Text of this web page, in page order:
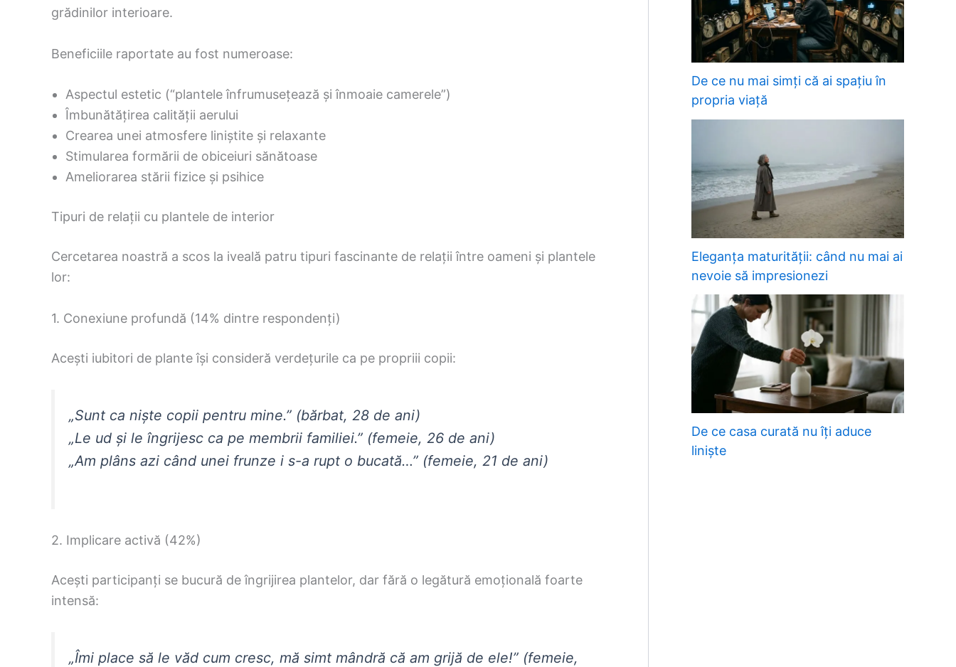
grădinilor interioare.
Beneficiile raportate au fost numeroase:
Aspectul estetic (“plantele înfrumusețează și înmoaie camerele”)
Îmbunătățirea calității aerului
Crearea unei atmosfere liniștite și relaxante
Stimularea formării de obiceiuri sănătoase
Ameliorarea stării fizice și psihice
Tipuri de relații cu plantele de interior
Cercetarea noastră a scos la iveală patru tipuri fascinante de relații între oameni și plantele
lor:
1. Conexiune profundă (14% dintre respondenți)
Acești iubitori de plante își consideră verdețurile ca pe propriii copii:
„Sunt ca niște copii pentru mine.” (bărbat, 28 de ani)
„Le ud și le îngrijesc ca pe membrii familiei.” (femeie, 26 de ani)
„Am plâns azi când unei frunze i s-a rupt o bucată…” (femeie, 21 de ani)
2. Implicare activă (42%)
Acești participanți se bucură de îngrijirea plantelor, dar fără o legătură emoțională foarte
intensă:
„Îmi place să le văd cum cresc, mă simt mândră că am grijă de ele!” (femeie,
De ce nu mai simți că ai spațiu în
propria viață
Eleganța maturității: când nu mai ai
nevoie să impresionezi
De ce casa curată nu îți aduce
liniște